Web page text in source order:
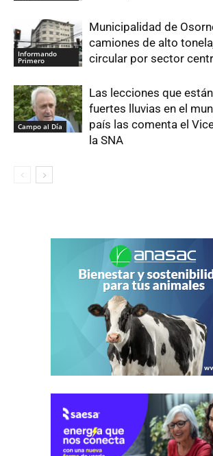
Informando
Primero
Municipalidad de
camiones de alto
circular por sector
Campo al Día
Las lecciones que
fuertes lluvias en el
país las comenta el
la SNA